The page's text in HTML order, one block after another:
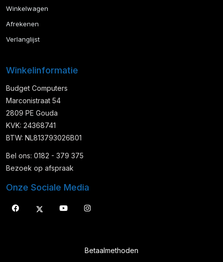
Winkelwagen
Afrekenen
Verlanglijst
Winkelinformatie
Budget Computers
Marconistraat 54
2809 PE Gouda
KVK: 24368741
BTW: NL813793026B01
Bel ons: 0182 - 379 375
Bezoek op afspraak
Onze Sociale Media
Betaalmethoden